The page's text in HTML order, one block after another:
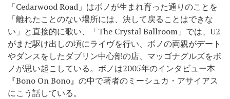
「Cedarwood Road」はボノが生まれ育った通りのことを
「離れたことのない場所には、決して戻ることはできな
い」と直接的に歌い、「The Crystal Ballroom」では、U2
がまだ駆け出しの頃にライヴを行い、ボノの両親がデート
やダンスをしたダブリン中心部の店、マッゴナグルズをボ
ノが思い起こしている。ボノは2005年のインタビュー本
『Bono On Bono』の中で著者のミーシュカ・アサイアス
にこう話している。